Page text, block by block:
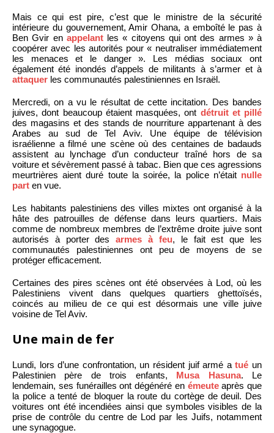
Mais ce qui est pire, c’est que le ministre de la sécurité
intérieure du gouvernement, Amir Ohana, a emboîté le pas à
Ben Gvir en appelantles « citoyens qui ont des armes » à
coopérer avec les autorités pour « neutraliser immédiatement
les menaces et le danger ». Les médias sociaux ont
également été inondés d’appels de militants à s’armer et à
attaquer les communautés palestiniennes en Israël.
Mercredi, on a vu le résultat de cette incitation. Des bandes
juives, dont beaucoup étaient masquées, ont détruit et pillé
des magasins et des stands de nourriture appartenant à des
Arabes au sud de Tel Aviv. Une équipe de télévision
israélienne a filmé une scène où des centaines de badauds
assistent au lynchage d’un conducteur traîné hors de sa
voiture et sévèrement passé à tabac. Bien que ces agressions
meurtrières aient duré toute la soirée, la police n’était nulle
part en vue.
Les habitants palestiniens des villes mixtes ont organisé à la
hâte des patrouilles de défense dans leurs quartiers. Mais
comme de nombreux membres de l’extrême droite juive sont
autorisés à porter desarmes à feu, le fait est que les
communautés palestiniennes ont peu de moyens de se
protéger efficacement.
Certaines des pires scènes ont été observées à Lod, où les
Palestiniens vivent dans quelques quartiers ghettoïsés,
coincés au milieu de ce qui est désormais une ville juive
voisine de Tel Aviv.
Une main de fer
Lundi, lors d’une confrontation, un résident juif armé atué un
Palestinien père de trois enfants, Musa Hasuna. Le
lendemain, ses funérailles ont dégénéré en émeuteaprès que
la police a tenté de bloquer la route du cortège de deuil. Des
voitures ont été incendiées ainsi que symboles visibles de la
prise de contrôle du centre de Lod par les Juifs, notamment
une synagogue.